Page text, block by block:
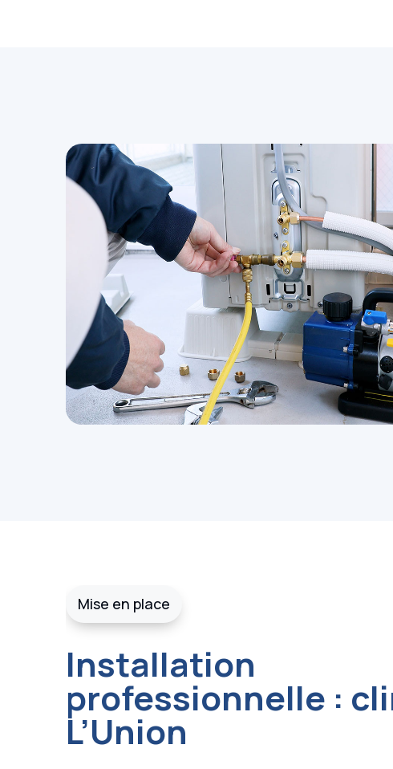
Mise en place
Installation
professionnelle :
L’Union